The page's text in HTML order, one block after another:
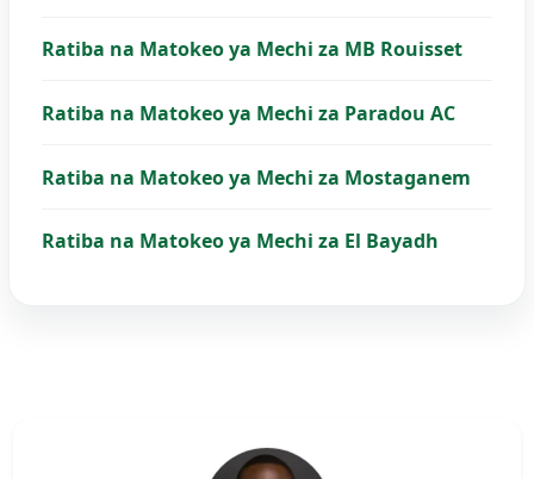
Ratiba na Matokeo ya Mechi za MB Rouisset
Ratiba na Matokeo ya Mechi za Paradou AC
Ratiba na Matokeo ya Mechi za Mostaganem
Ratiba na Matokeo ya Mechi za El Bayadh